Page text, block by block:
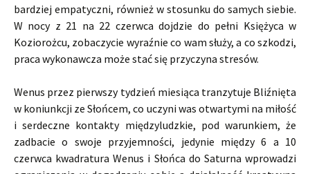
bardziej empatyczni, również w stosunku do samych siebie.
W nocy z 21 na 22 czerwca dojdzie do pełni Księżyca w
Koziorożcu, zobaczycie wyraźnie co wam służy, a co szkodzi,
praca wykonawcza może stać się przyczyna stresów.
Wenus przez pierwszy tydzień miesiąca tranzytuje Bliźnięta
w koniunkcji ze Słońcem, co uczyni was otwartymi na miłość
i serdeczne kontakty międzyludzkie, pod warunkiem, że
zadbacie o swoje przyjemności, jedynie między 6 a 10
czerwca kwadratura Wenus i Słońca do Saturna wprowadzi